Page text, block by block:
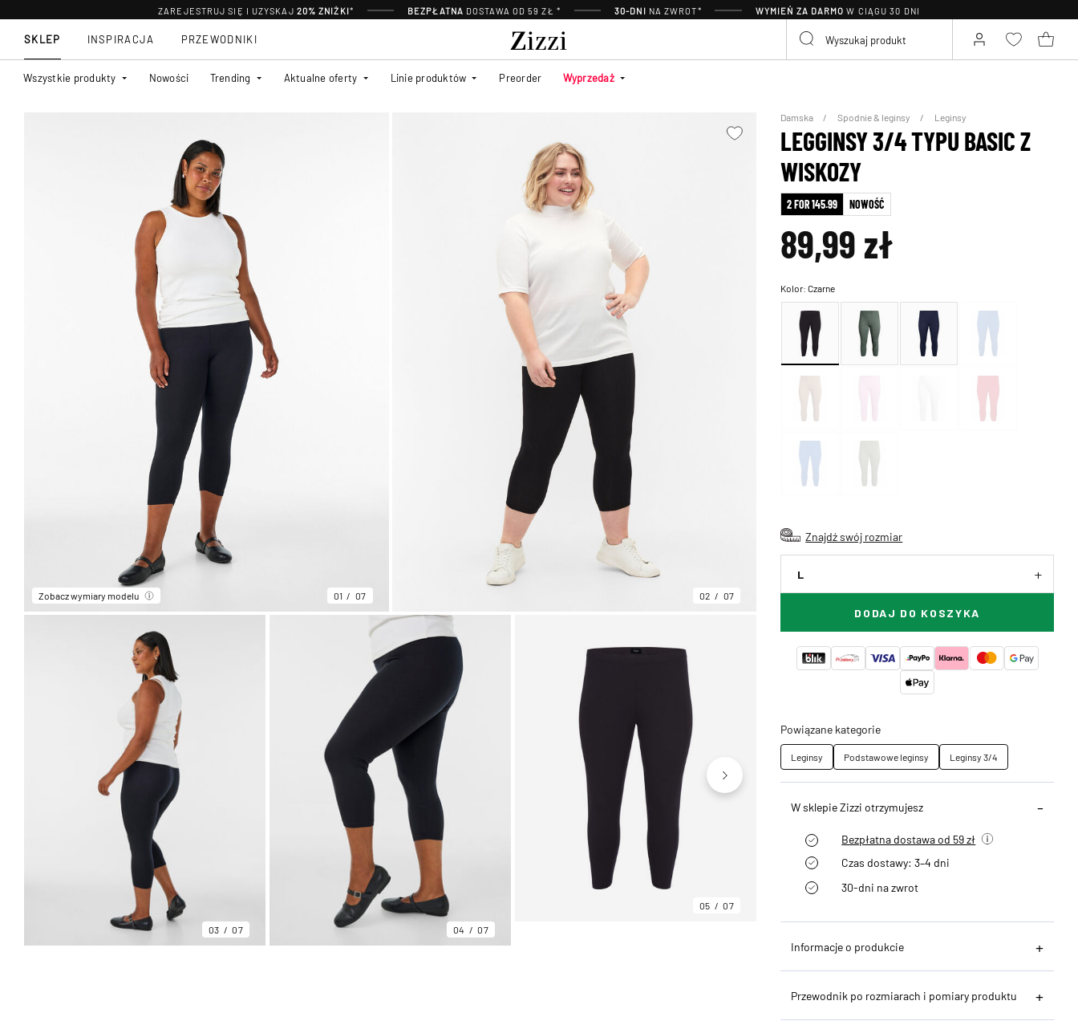
ZAREJESTRUJ SIĘ I UZYSKAJ 20% ZNIŻKI* BEZPŁATNA DOSTAWA OD 59 ZŁ * 30-DNI NA ZWROT* WYMIEŃ ZA DARMO W CIĄGU 30 DNI
SKLEP
Wszystkie produkty Nowości Trending Aktualne oferty Linie produktów Preorder Wyprzedaż
INSPIRACJA PRZEWODNIKI
Zobacz wymiary modelu 01 07 02 07
03 07 04 07
05 07
Damska Spodnie & leginsy Leginsy
LEGGINSY 3/4 TYPU BASIC Z
WISKOZY
2 FOR 145.99 NOWOŚĆ
89,99 zł
Kolor:Czarne
Znajdź swój rozmiar
L
DODAJ DO KOSZYKA
Powiązane kategorie
Leginsy Podstawowe leginsy Leginsy 3/4
W sklepie Zizzi otrzymujesz
Bezpłatna dostawa od 59 zł
Czas dostawy: 3–4 dni
30-dni na zwrot
Informacje o produkcie
Przewodnik po rozmiarach i pomiary produktu